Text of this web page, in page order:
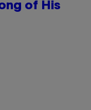
of His